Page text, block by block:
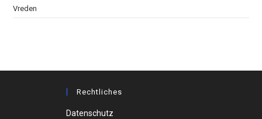
Vreden
Rechtliches
Datenschutz